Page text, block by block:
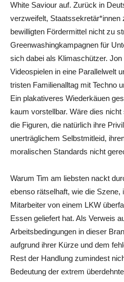
White Saviour auf. Zurück in
verzweifelt, Staatssekretär*innen
bewilligten Fördermittel nicht zu
Greenwashingkampagnen für
sich dabei als Klimaschützer.
Videospielen in eine Parallelwelt
tristen Familienalltag mit Techno
Ein plakativeres Wiederkäuen
kaum vorstellbar. Wäre dies
die Figuren, die natürlich ihre
unerträglichem Selbstmitleid,
moralischen Standards nicht
Warum Tim am liebsten nackt
ebenso rätselhaft, wie die Szene,
Mitarbeiter von einem LKW
Essen geliefert hat. Als Verweis
Arbeitsbedingungen in dieser
aufgrund ihrer Kürze und dem
Rest der Handlung zumindest
Bedeutung der extrem